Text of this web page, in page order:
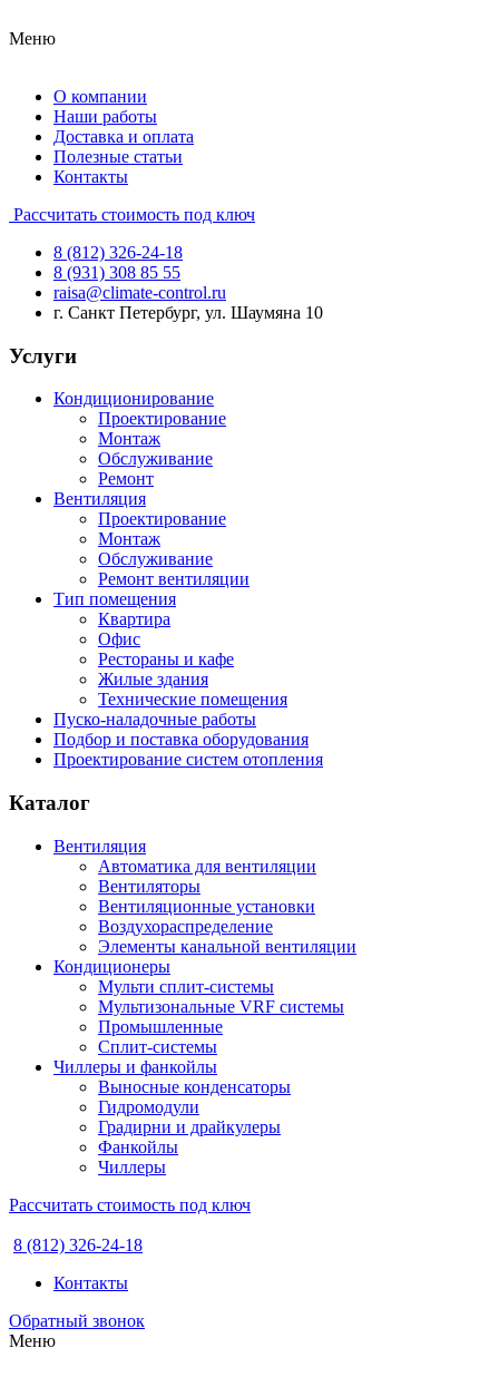
Меню
О компании
Наши работы
Доставка и оплата
Полезные статьи
Контакты
Рассчитать стоимость под ключ
8 (812) 326-24-18
8 (931) 308 85 55
raisa@climate-control.ru
г. Санкт Петербург, ул. Шаумяна 10
Услуги
Кондиционирование
Проектирование
Монтаж
Обслуживание
Ремонт
Вентиляция
Проектирование
Монтаж
Обслуживание
Ремонт вентиляции
Тип помещения
Квартира
Офис
Рестораны и кафе
Жилые здания
Технические помещения
Пуско-наладочные работы
Подбор и поставка оборудования
Проектирование систем отопления
Каталог
Вентиляция
Автоматика для вентиляции
Вентиляторы
Вентиляционные установки
Воздухораспределение
Элементы канальной вентиляции
Кондиционеры
Мульти сплит-системы
Мультизональные VRF системы
Промышленные
Сплит-системы
Чиллеры и фанкойлы
Выносные конденсаторы
Гидромодули
Градирни и драйкулеры
Фанкойлы
Чиллеры
Рассчитать стоимость под ключ
8 (812) 326-24-18
Контакты
Обратный звонок
Меню